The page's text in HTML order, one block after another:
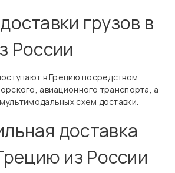
грузов в
России
в Грецию посредством
авиационного транспорта, а
схем доставки.
доставка
из России